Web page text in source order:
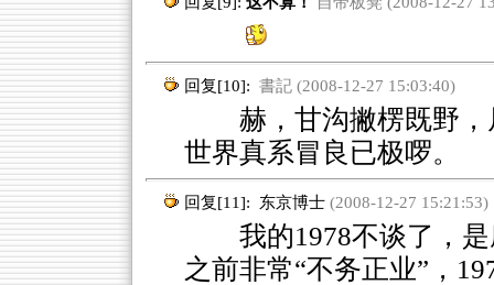
回复[10]: 書記 (2008-12-27 15:03:40)
赫，甘沟撇楞既野，
世界真系冒良已极啰。
回复[11]: 东京博士(2008-12-27 15:21:53)
我的1978不谈了，是
之前非常“不务正业”，